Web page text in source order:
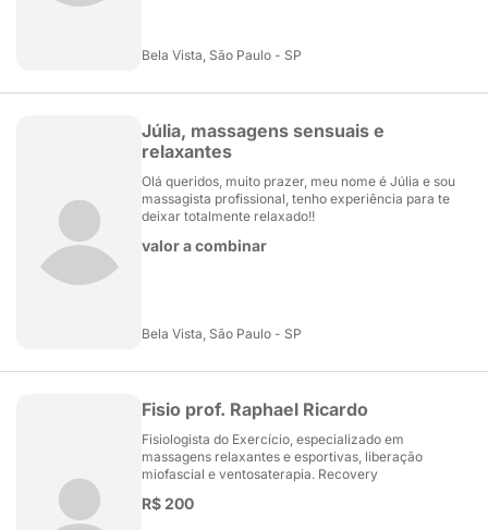
Bela Vista, São Paulo - SP
Júlia, massagens sensuais e
relaxantes
Olá queridos, muito prazer, meu nome é Júlia e sou
massagista profissional, tenho experiência para te
deixar totalmente relaxado!!
valor a combinar
Bela Vista, São Paulo - SP
Fisio prof. Raphael Ricardo
Fisiologista do Exercício, especializado em
massagens relaxantes e esportivas, liberação
miofascial e ventosaterapia. Recovery
R$ 200